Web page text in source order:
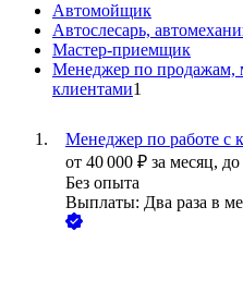
Автомойщик
Автослесарь,
Мастер-приемщик
Менеджер по продажам,
клиентами1
Менеджер по работе с
от 40 000 ₽ за месяц, до
Без опыта
Выплаты: Два раза в